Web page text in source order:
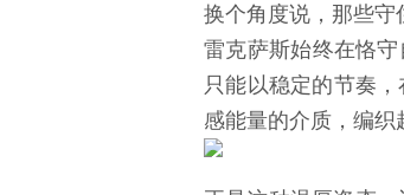
换个角度说，那些守
雷克萨斯始终在恪守
只能以稳定的节奏
感能量的介质，编织